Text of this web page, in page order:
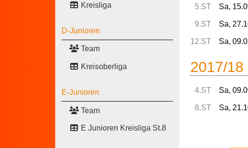
Kreisliga
D-Junioren
Team
Kreisoberliga
E-Junioren
Team
E Junioren Kreisliga St.8
5.ST Sa,
9.ST Sa,
12.ST Sa,
2017/18
4.ST Sa,
8.ST Sa,